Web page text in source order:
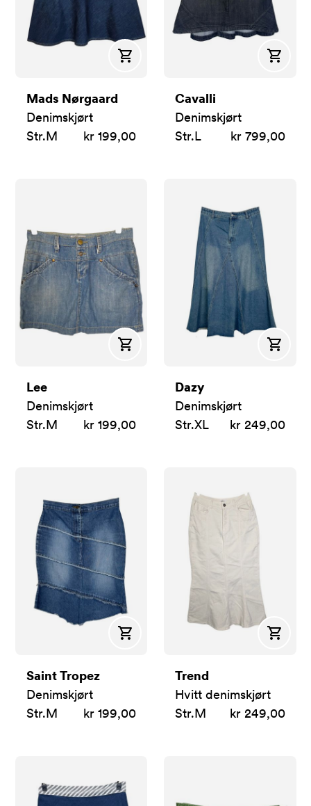
Kjøp
Mads Nørgaard
Denimskjørt
Str.M kr 199,00
Kjøp
Cavalli
Denimskjørt
Str.L kr 799,00
Kjøp
Lee
Denimskjørt
Str.M kr 199,00
Kjøp
Dazy
Denimskjørt
Str.XL kr 249,00
Kjøp
Saint Tropez
Denimskjørt
Str.M kr 199,00
Kjøp
Trend
Hvitt denimskjørt
Str.M kr 249,00